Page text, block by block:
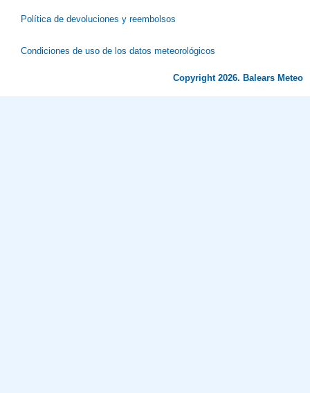
Política de devoluciones y reembolsos
Condiciones de uso de los datos meteorológicos
Copyright 2026. Balears Meteo